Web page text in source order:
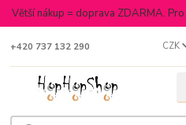
Větší nákup = doprava ZDARMA.
CZK
+420 737 132 290